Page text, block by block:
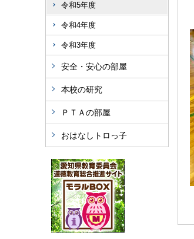
令和5年度
令和4年度
令和3年度
安全・安心の部屋
本校の研究
ＰＴＡの部屋
おはなしトロっ子